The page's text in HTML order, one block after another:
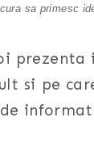
sa primesc
prezenta
si pe